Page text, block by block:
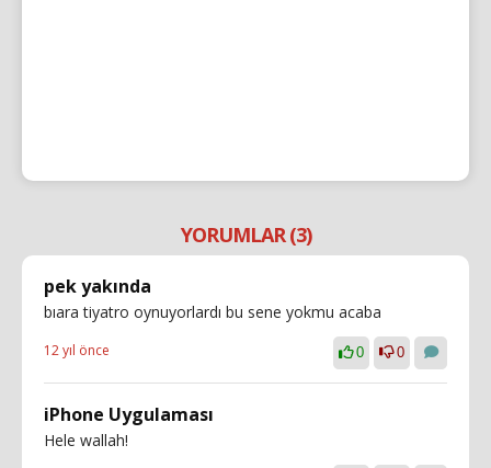
YORUMLAR (3)
pek yakında
bıara tiyatro oynuyorlardı bu sene yokmu acaba
12 yıl önce 0 0
iPhone Uygulaması
Hele wallah!